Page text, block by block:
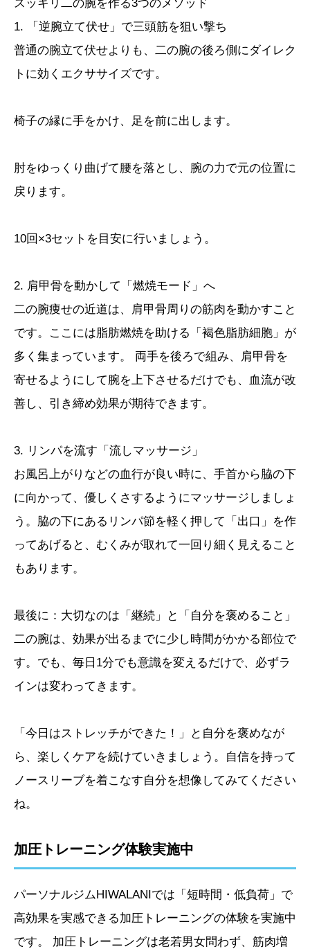
スッキリ二の腕を作る3つのメソッド
1. 「逆腕立て伏せ」で三頭筋を狙い撃ち
普通の腕立て伏せよりも、二の腕の後ろ側にダイレク
トに効くエクササイズです。
椅子の縁に手をかけ、足を前に出します。
肘をゆっくり曲げて腰を落とし、腕の力で元の位置に
戻ります。
10回×3セットを目安に行いましょう。
2. 肩甲骨を動かして「燃焼モード」へ
二の腕痩せの近道は、肩甲骨周りの筋肉を動かすこと
です。ここには脂肪燃焼を助ける「褐色脂肪細胞」が
多く集まっています。 両手を後ろで組み、肩甲骨を
寄せるようにして腕を上下させるだけでも、血流が改
善し、引き締め効果が期待できます。
3. リンパを流す「流しマッサージ」
お風呂上がりなどの血行が良い時に、手首から脇の下
に向かって、優しくさするようにマッサージしましょ
う。脇の下にあるリンパ節を軽く押して「出口」を作
ってあげると、むくみが取れて一回り細く見えること
もあります。
最後に：大切なのは「継続」と「自分を褒めること」
二の腕は、効果が出るまでに少し時間がかかる部位で
す。でも、毎日1分でも意識を変えるだけで、必ずラ
インは変わってきます。
「今日はストレッチができた！」と自分を褒めなが
ら、楽しくケアを続けていきましょう。自信を持って
ノースリーブを着こなす自分を想像してみてください
ね。
加圧トレーニング体験実施中
パーソナルジムHIWALANIでは「短時間・低負荷」で
高効果を実感できる加圧トレーニングの体験を実施中
です。 加圧トレーニングは老若男女問わず、筋肉増